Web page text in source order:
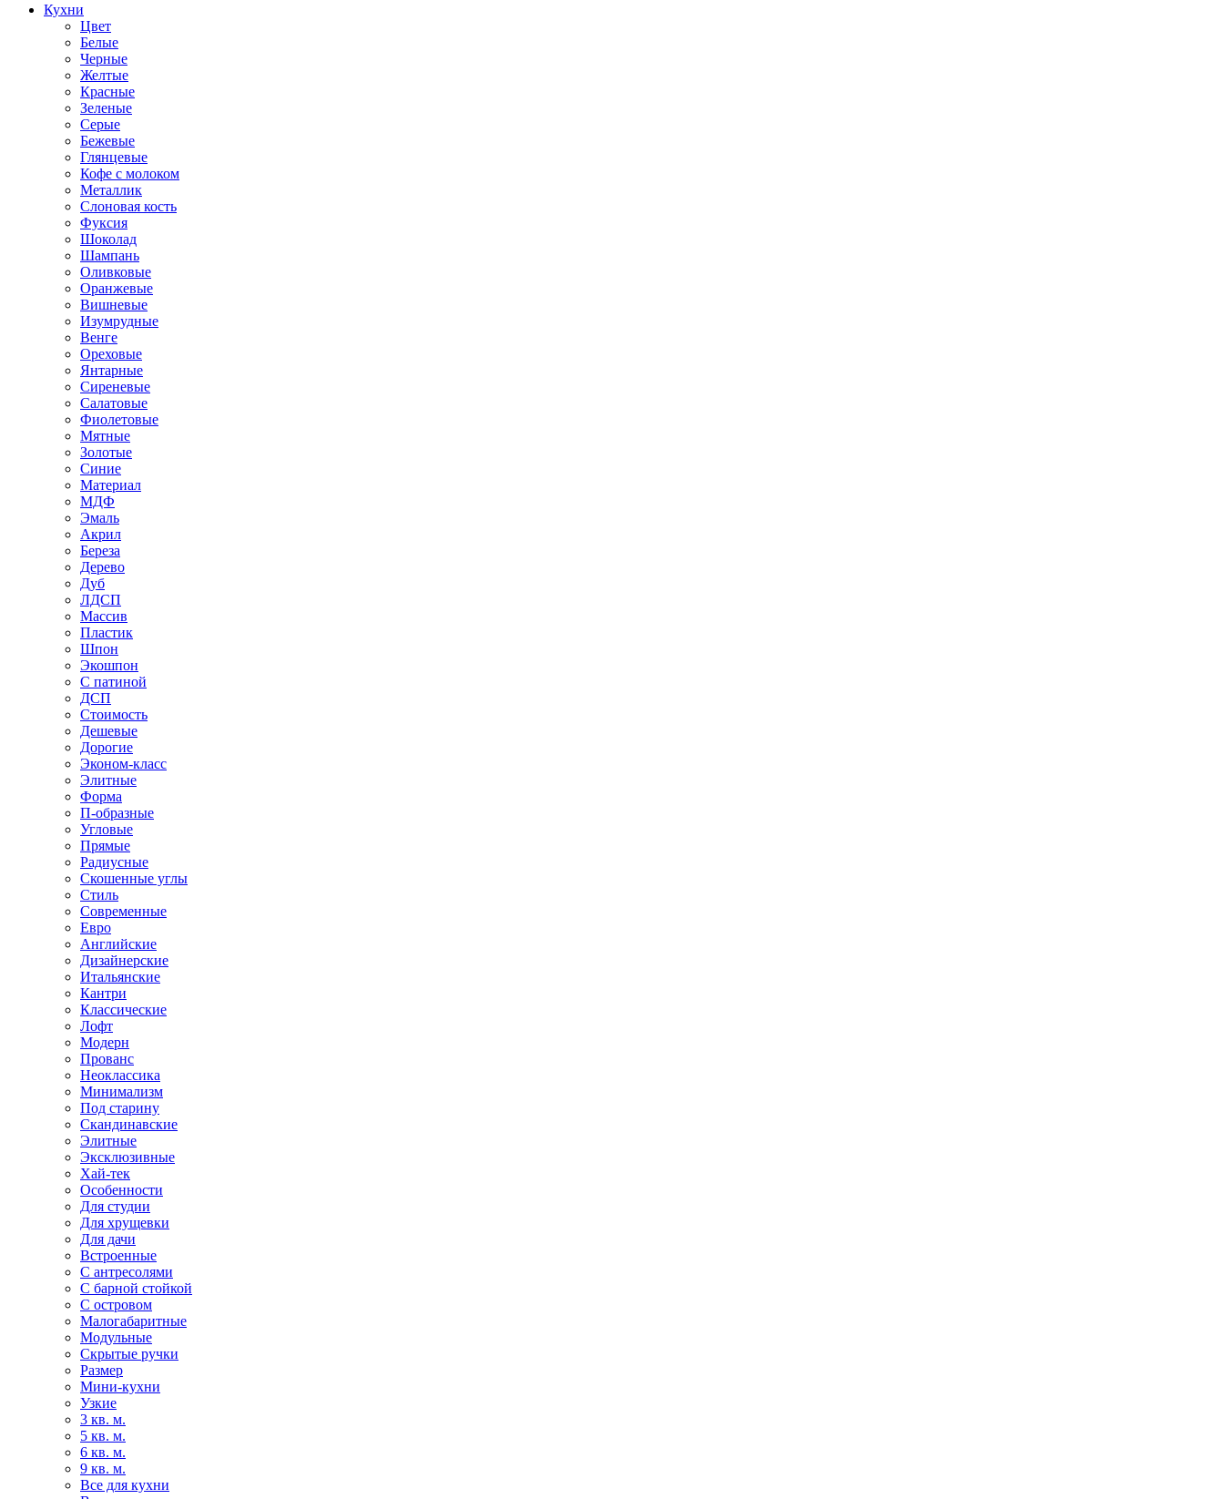
Кухни
Цвет
Белые
Черные
Желтые
Красные
Зеленые
Серые
Бежевые
Глянцевые
Кофе с молоком
Металлик
Слоновая кость
Фуксия
Шоколад
Шампань
Оливковые
Оранжевые
Вишневые
Изумрудные
Венге
Ореховые
Янтарные
Сиреневые
Салатовые
Фиолетовые
Мятные
Золотые
Синие
Материал
МДФ
Эмаль
Акрил
Береза
Дерево
Дуб
ЛДСП
Массив
Пластик
Шпон
Экошпон
С патиной
ДСП
Стоимость
Дешевые
Дорогие
Эконом-класс
Элитные
Форма
П-образные
Угловые
Прямые
Радиусные
Скошенные углы
Стиль
Современные
Евро
Английские
Дизайнерские
Итальянские
Кантри
Классические
Лофт
Модерн
Прованс
Неоклассика
Минимализм
Под старину
Скандинавские
Элитные
Эксклюзивные
Хай-тек
Особенности
Для студии
Для хрущевки
Для дачи
Встроенные
С антресолями
С барной стойкой
С островом
Малогабаритные
Модульные
Скрытые ручки
Размер
Мини-кухни
Узкие
3 кв. м.
5 кв. м.
6 кв. м.
9 кв. м.
Все для кухни